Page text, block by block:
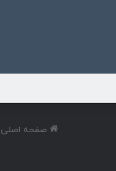
صفحه اصلی